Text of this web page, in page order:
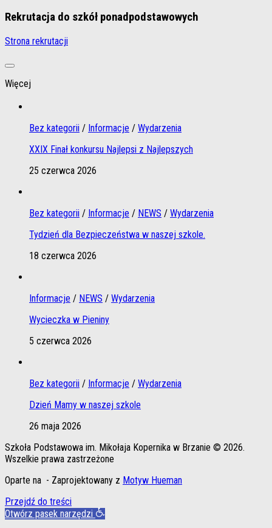
Rekrutacja do szkół ponadpodstawowych
Strona rekrutacji
Więcej
Bez kategorii / Informacje / Wydarzenia
XXIX Finał konkursu Najlepsi z Najlepszych
25 czerwca 2026
Bez kategorii / Informacje / NEWS / Wydarzenia
Tydzień dla Bezpieczeństwa w naszej szkole.
18 czerwca 2026
Informacje / NEWS / Wydarzenia
Wycieczka w Pieniny
5 czerwca 2026
Bez kategorii / Informacje / Wydarzenia
Dzień Mamy w naszej szkole
26 maja 2026
Szkoła Podstawowa im. Mikołaja Kopernika w Brzanie © 2026.
Wszelkie prawa zastrzeżone
Oparte na - Zaprojektowany z Motyw Hueman
Przejdź do treści
Otwórz pasek narzędzi